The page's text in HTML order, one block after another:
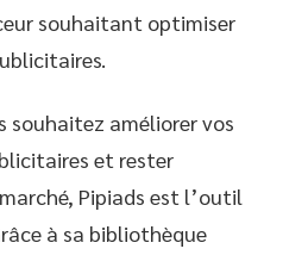
souhaitant optimiser
souhaitez améliorer vos
et rester
Pipiads est l’outil
à sa bibliothèque